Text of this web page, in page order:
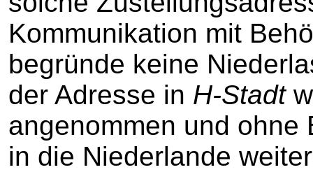
Kommunikation mit
begründe keine
der Adresse in H-Stadt
angenommen und ohne
in die Niederlande